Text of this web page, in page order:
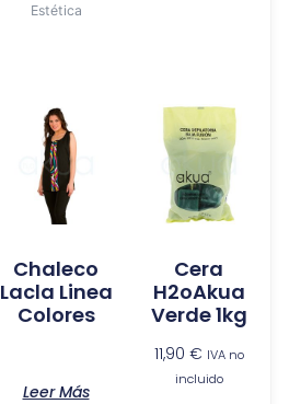
Estética
Chaleco
Lacla Linea
Colores
Leer Más
Cera
H2oAkua
Verde 1kg
11,90 € IVA no
incluido